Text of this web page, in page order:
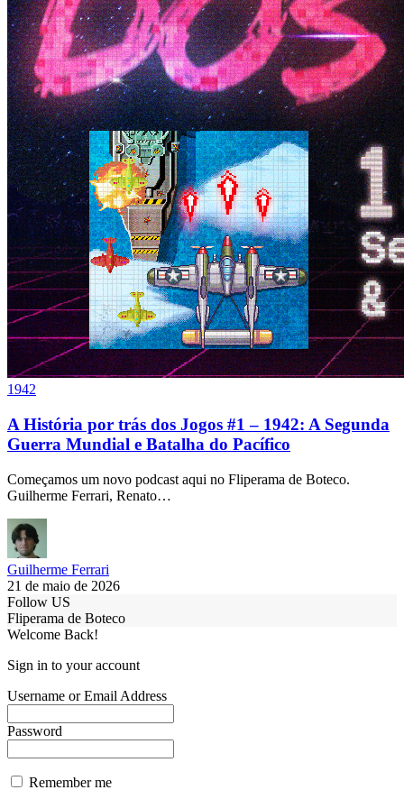
1942
A História por trás dos Jogos #1 – 1942: A Segunda
Guerra Mundial e Batalha do Pacífico
Começamos um novo podcast aqui no Fliperama de Boteco.
Guilherme Ferrari, Renato…
Guilherme Ferrari
21 de maio de 2026
Follow US
Fliperama de Boteco
Welcome Back!
Sign in to your account
Username or Email Address
Password
Remember me